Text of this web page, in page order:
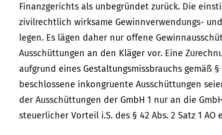
Finanzgerichts als unbegründet zurück. Die
zivilrechtlich wirksame Gewinnverwendungs-
legen. Es lägen daher nur offene
Ausschüttungen an den Kläger vor. Eine
aufgrund eines Gestaltungsmissbrauchs gemäß
beschlossene inkongruente Ausschüttungen
der Ausschüttungen der GmbH 1 nur an die
steuerlicher Vorteil i.S. des § 42 Abs. 2 Satz 1 AO